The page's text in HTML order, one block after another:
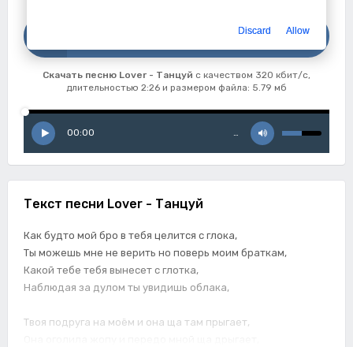
Скачать песню Lover - Танцуй с качеством 320 кбит/с,
длительностью 2:26 и размером файла: 5.79 мб
00:00 …
Текст песни Lover - Танцуй
Как будто мой бро в тебя целится с глока,
Ты можешь мне не верить но поверь моим браткам,
Какой тебе тебя вынесет с глотка,
Наблюдая за дулом ты увидишь облака,
Твоя подруга на моём и она ща там прыгает,
Discard Allow